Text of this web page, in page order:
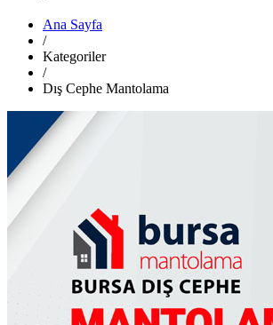
Ana Sayfa
/
Kategoriler
/
Dış Cephe Mantolama